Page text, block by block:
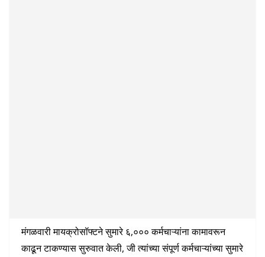
मंगळवारी मायक्रोसॉफ्टने सुमारे ६,००० कर्मचाऱ्यांना कामावरून
काढून टाकण्यास सुरुवात केली, जी त्यांच्या संपूर्ण कर्मचाऱ्यांच्या सुमारे